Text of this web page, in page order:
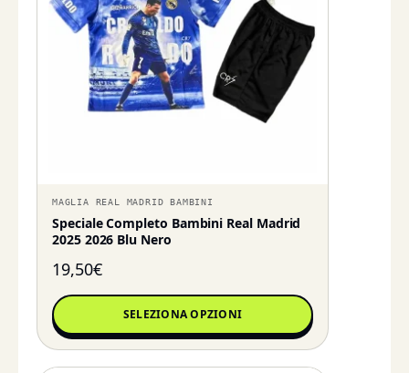
MAGLIA REAL MADRID BAMBINI
Speciale Completo Bambini Real Madrid
2025 2026 Blu Nero
19,50€
SELEZIONA OPZIONI